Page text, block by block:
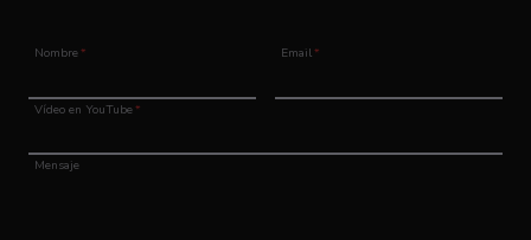
Nombre* Email*
Vídeo en YouTube*
Mensaje